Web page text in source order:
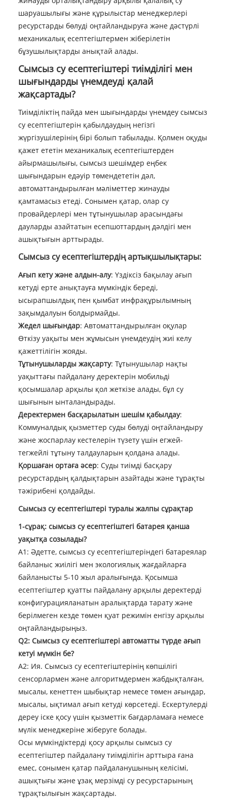
шаруашылығы және құрылыстар менеджерлері
ресурстарды бөлуді оңтайландыруға және дәстүрлі
механикалық есептегіштермен жіберілетін
бұзушылықтарды анықтай алады.
Сымсыз су есептегіштері тиімділігі мен
шығындарды үнемдеуді қалай
жақсартады?
Тиімділіктің пайда мен шығындарды үнемдеу сымсыз
су есептегіштерін қабылдаудың негізгі
жүргізушілерінің бірі болып табылады. Қолмен оқуды
қажет ететін механикалық есептегіштерден
айырмашылығы, сымсыз шешімдер еңбек
шығындарын едәуір төмендететін дәл,
автоматтандырылған мәліметтер жинауды
қамтамасыз етеді. Сонымен қатар, олар су
провайдерлері мен тұтынушылар арасындағы
дауларды азайтатын есепшоттардың дәлдігі мен
ашықтығын арттырады.
Сымсыз су есептегіштердің артықшылықтары:
Ағып кету және алдын-алу: Үздіксіз бақылау ағып
кетуді ерте анықтауға мүмкіндік береді,
ысырапшылдық пен қымбат инфрақұрылымның
зақымдалуын болдырмайды.
Жедел шығындар: Автоматтандырылған оқулар
Өткізу уақыты мен жұмысын үнемдеудің жиі келу
қажеттілігін жояды.
Тұтынушыларды жақсарту: Тұтынушылар нақты
уақыттағы пайдалану деректерін мобильді
қосымшалар арқылы қол жеткізе алады, бұл су
шығынын ынталандырады.
Деректермен басқарылатын шешім қабылдау:
Коммуналдық қызметтер суды бөлуді оңтайландыру
және жоспарлау кестелерін түзету үшін егжей-
тегжейлі тұтыну талдауларын қолдана алады.
Қоршаған ортаға әсер: Суды тиімді басқару
ресурстардың қалдықтарын азайтады және тұрақты
тәжірибені қолдайды.
Сымсыз су есептегіштері туралы жалпы сұрақтар
1-сұрақ: сымсыз су есептегіштегі батарея қанша
уақытқа созылады?
A1: Әдетте, сымсыз су есептегіштеріндегі батареялар
байланыс жиілігі мен экологиялық жағдайларға
байланысты 5-10 жыл аралығында. Қосымша
есептегіштер қуатты пайдалану арқылы деректерді
конфигурацияланатын аралықтарда тарату және
берілмеген кезде төмен қуат режимін енгізу арқылы
оңтайландырыңыз.
Q2: Сымсыз су есептегіштері автоматты түрде ағып
кетуі мүмкін бе?
A2: Ия. Сымсыз су есептегіштерінің көпшілігі
сенсорлармен және алгоритмдермен жабдықталған,
мысалы, кенеттен шыбықтар немесе төмен ағындар,
мысалы, ықтимал ағып кетуді көрсетеді. Ескертулерді
дереу іске қосу үшін қызметтік бағдарламаға немесе
мүлік менеджеріне жіберуге болады.
Осы мүмкіндіктерді қосу арқылы сымсыз су
есептегіштер пайдалану тиімділігін арттыра ғана
емес, сонымен қатар пайдаланушының келісімі,
ашықтығы және ұзақ мерзімді су ресурстарының
тұрақтылығын жақсартады.